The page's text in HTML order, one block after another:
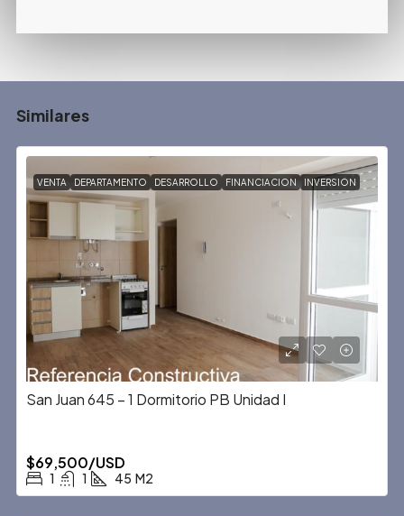
Similares
VENTA DEPARTAMENTO DESARROLLO FINANCIACION INVERSION
San Juan 645 – 1 Dormitorio PB Unidad I
$69,500/USD
1 1 45 M2